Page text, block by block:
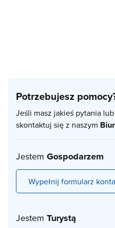
Potrzebujesz
Jeśli masz jakieś pytania
skontaktuj się z naszym
Jestem Gospodarzem
Wypełnij formularz
Jestem Turystą